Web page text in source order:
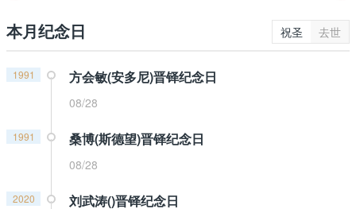
本月纪念日 祝圣 去世
1991 方会敏(安多尼)晋铎纪念日
08/28
1991 桑博(斯德望)晋铎纪念日
08/28
2020 刘武涛()晋铎纪念日